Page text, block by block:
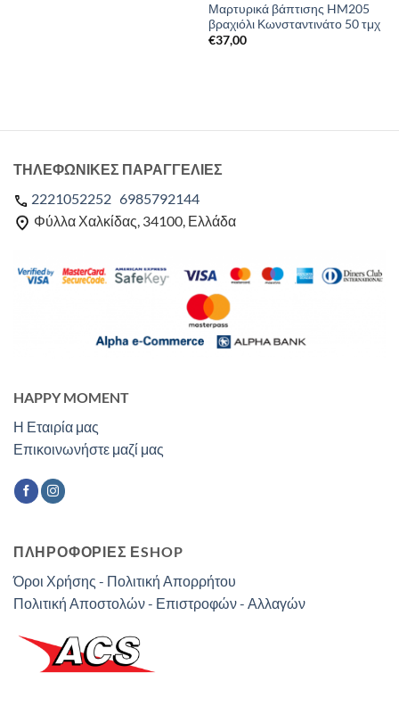
Μαρτυρικά βάπτισης HM205
βραχιόλι Κωνσταντινάτο 50 τμχ
€37,00
HAPPY MOMENT
Η Εταιρία μας
Επικοινωνήστε μαζί μας
ΠΛΗΡΟΦΟΡΙΕΣ ΕSHOP
Όροι Χρήσης - Πολιτική Απορρήτου
Πολιτική Αποστολών - Επιστροφών - Αλλαγών
ΤΗΛΕΦΩΝΙΚΕΣ ΠΑΡΑΓΓΕΛΙΕΣ
2221052252 6985792144
Φύλλα Χαλκίδας, 34100, Ελλάδα